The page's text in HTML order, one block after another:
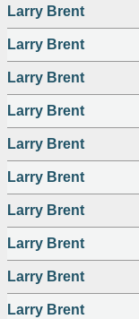
Larry Brent
Larry Brent
Larry Brent
Larry Brent
Larry Brent
Larry Brent
Larry Brent
Larry Brent
Larry Brent
Larry Brent